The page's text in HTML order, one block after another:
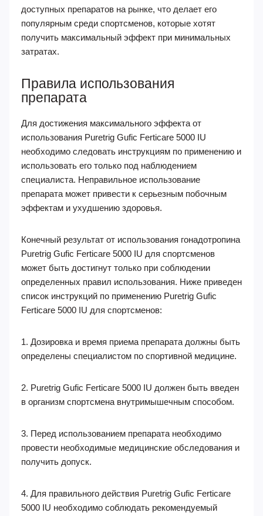
доступных препаратов на рынке, что делает его
популярным среди спортсменов, которые хотят
получить максимальный эффект при минимальных
затратах.
Правила использования
препарата
Для достижения максимального эффекта от
использования Puretrig Gufic Ferticare 5000 IU
необходимо следовать инструкциям по применению и
использовать его только под наблюдением
специалиста. Неправильное использование
препарата может привести к серьезным побочным
эффектам и ухудшению здоровья.
Конечный результат от использования гонадотропина
Puretrig Gufic Ferticare 5000 IU для спортсменов
может быть достигнут только при соблюдении
определенных правил использования. Ниже приведен
список инструкций по применению Puretrig Gufic
Ferticare 5000 IU для спортсменов:
1. Дозировка и время приема препарата должны быть
определены специалистом по спортивной медицине.
2. Puretrig Gufic Ferticare 5000 IU должен быть введен
в организм спортсмена внутримышечным способом.
3. Перед использованием препарата необходимо
провести необходимые медицинские обследования и
получить допуск.
4. Для правильного действия Puretrig Gufic Ferticare
5000 IU необходимо соблюдать рекомендуемый